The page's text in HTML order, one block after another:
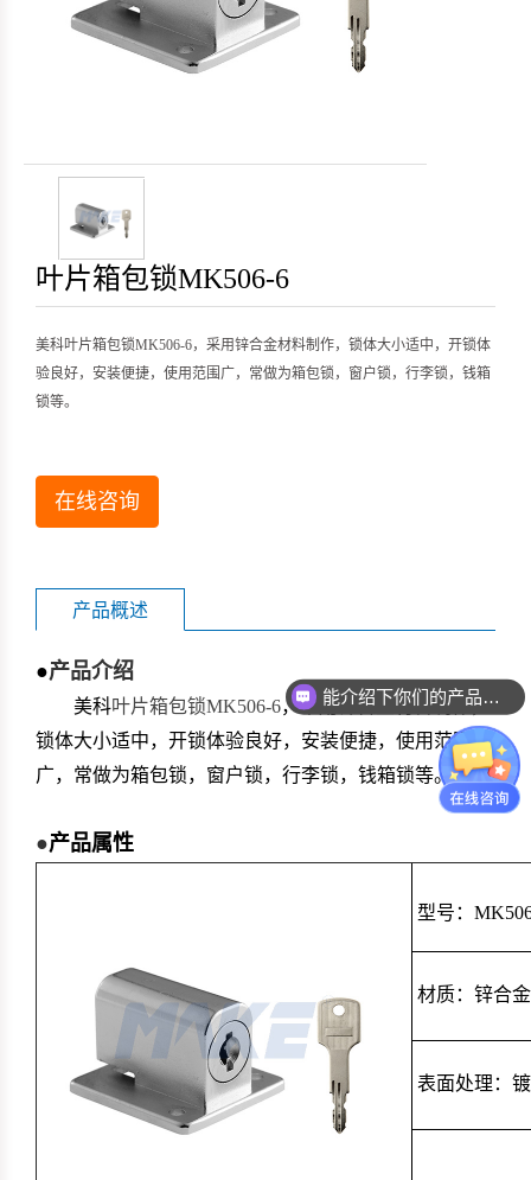
叶片箱包锁MK506-6
美科叶片箱包锁MK506-6，采用锌合金材料制作，锁体大小适中，开锁体
验良好，安装便捷，使用范围广，常做为箱包锁，窗户锁，行李锁，钱箱
锁等。
在线咨询
产品概述
●产品介绍
美科叶片箱包锁MK506-6，采用锌合金材料制作，
锁体大小适中，开锁体验良好，安装便捷，使用范围
广，常做为箱包锁，窗户锁，行李锁，钱箱锁等。
●产品属性
型号：
材质：锌合金
表面处理：
能介绍下你们的产品么？